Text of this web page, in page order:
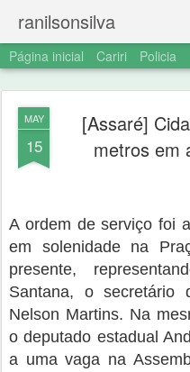
ranilsonsilva
Página inicial Cariri Policia
MAY
15
[Assaré]
metros em
A ordem de serviço foi
em solenidade na
presente,
Santana, o secretário
Nelson Martins. Na
o deputado estadual
a uma vaga na